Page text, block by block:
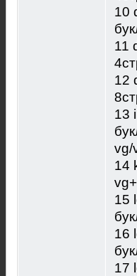
10
11
12
13
vg/
14
15
16
17